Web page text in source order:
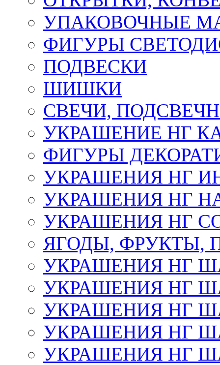
УПАКОВОЧНЫЕ
ФИГУРЫ
ПОДВЕСКИ
ШИШКИ
СВЕЧИ,
УКРАШЕНИЕ НГ
ФИГУРЫ
УКРАШЕНИЯ НГ
УКРАШЕНИЯ НГ
УКРАШЕНИЯ НГ
ЯГОДЫ, ФРУКТЫ,
УКРАШЕНИЯ НГ
УКРАШЕНИЯ НГ
УКРАШЕНИЯ НГ
УКРАШЕНИЯ НГ
УКРАШЕНИЯ НГ